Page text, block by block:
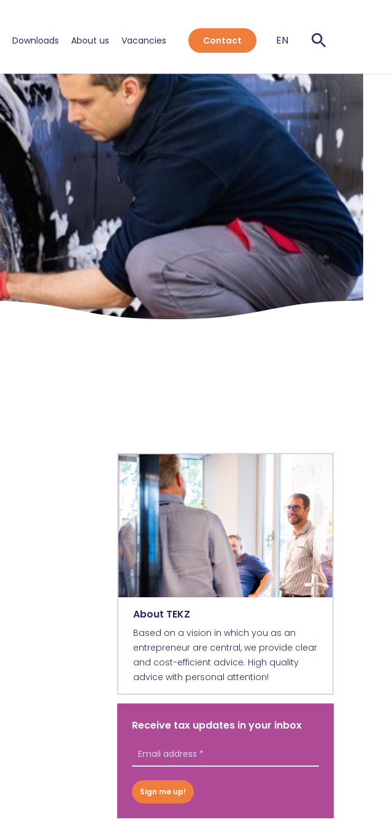
EN
Downloads About us Vacancies Contact
About TEKZ
Based on a vision in which you as an
entrepreneur are central, we provide clear
and cost-efficient advice. High quality
advice with personal attention!
Receive tax updates in your inbox
Sign me up!